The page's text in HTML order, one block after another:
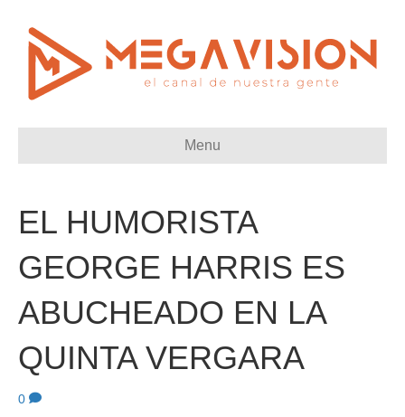
Menu
EL HUMORISTA
GEORGE HARRIS ES
ABUCHEADO EN LA
QUINTA VERGARA
0